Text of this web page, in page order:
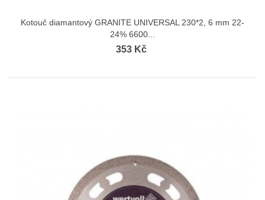
Kotouč diamantový GRANITE UNIVERSAL 230*2, 6 mm 22-
24% 6600...
353 Kč